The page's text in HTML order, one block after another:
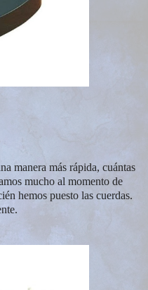
manera más rápida, cuántas
mucho al momento de
hemos puesto las cuerdas.